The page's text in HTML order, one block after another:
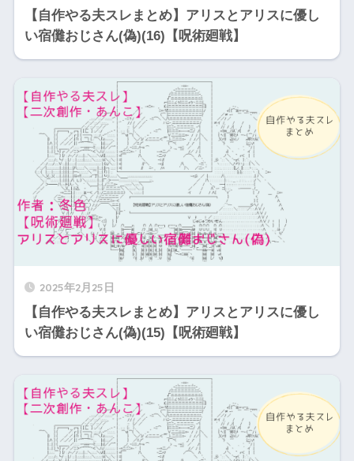
【自作やる夫スレまとめ】アリスとアリスに優し
い宿儺おじさん(偽)(16)【呪術廻戦】
2025年2月25日
【自作やる夫スレまとめ】アリスとアリスに優し
い宿儺おじさん(偽)(15)【呪術廻戦】